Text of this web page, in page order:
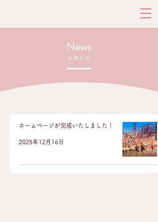
News
お知らせ
ホームページが完成いたしました！
2025年12月16日